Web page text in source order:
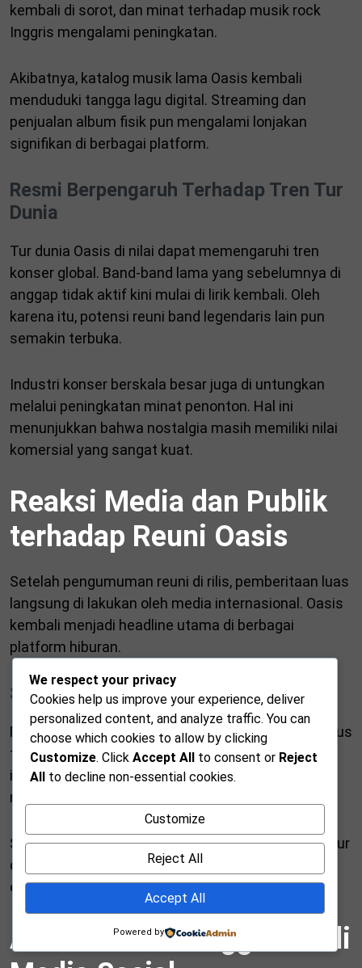
kembali di sorot, dan minat terhadap musik rock
Inggris mengalami peningkatan.
Akibatnya, katalog musik lama Oasis kembali
menduduki tangga lagu digital. Streaming dan
penjualan album fisik pun mengalami lonjakan
signifikan di berbagai platform.
Resmi Berpengaruh Terhadap Tren Tur
Dunia
Tur dunia Oasis di nilai dapat memengaruhi tren
konser global. Band-band lama yang sebelumnya di
anggap tidak aktif kini mulai di lirik kembali. Oleh
karena itu, potensi reuni band legendaris lain pun
semakin terbuka.
Industri konser berskala besar juga di untungkan
melalui peningkatan minat penonton. Hal ini
menunjukkan bahwa nostalgia masih memiliki nilai
komersial yang sangat kuat.
Reaksi Media dan Publik
terhadap Reuni Oasis
Setelah pengumuman reuni di rilis, pemberitaan luas
langsung di lakukan oleh media internasional. Oasis
kembali menjadi headline utama di berbagai
platform hiburan.
Sorotan Resmi Media Internasional
Media musik ternama memberikan perhatian khusus
terhadap reuni ini. Sejarah panjang Oasis, konflik
internal, serta pengaruh besar mereka di dunia
musik kembali di ulas secara mendalam.
Selain itu, analisis mengenai potensi kesuksesan tur
dunia juga banyak di bahas. Dengan demikian,
ekspektasi publik terus di bangun secara masif.
Antusiasme Penggemar di
We respect your privacy
Cookies help us improve your experience, deliver
personalized content, and analyze traffic. You can
choose which cookies to allow by clicking
Customize. Click Accept All to consent or Reject
All to decline non-essential cookies.
Customize
Reject All
Accept All
Powered by